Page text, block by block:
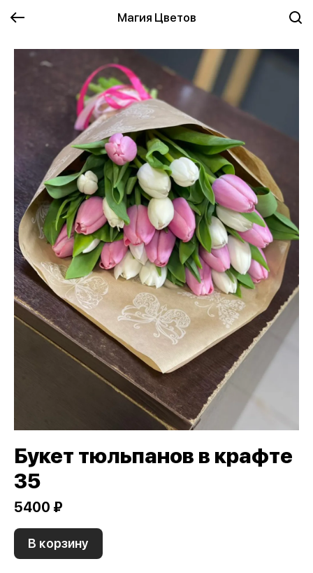
Магия Цветов
Букет тюльпанов в крафте
35
5400 ₽
В корзину